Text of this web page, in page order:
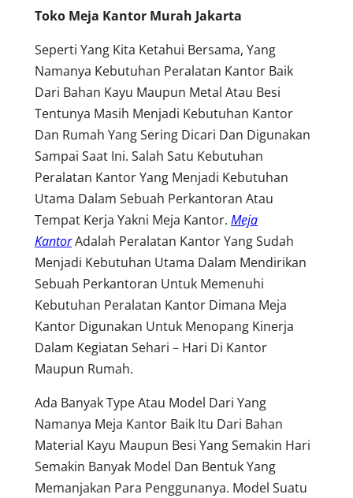
Toko Meja Kantor Murah Jakarta
Seperti Yang Kita Ketahui Bersama, Yang
Namanya Kebutuhan Peralatan Kantor Baik
Dari Bahan Kayu Maupun Metal Atau Besi
Tentunya Masih Menjadi Kebutuhan Kantor
Dan Rumah Yang Sering Dicari Dan Digunakan
Sampai Saat Ini. Salah Satu Kebutuhan
Peralatan Kantor Yang Menjadi Kebutuhan
Utama Dalam Sebuah Perkantoran Atau
Tempat Kerja Yakni Meja Kantor. Meja
KantorAdalah Peralatan Kantor Yang Sudah
Menjadi Kebutuhan Utama Dalam Mendirikan
Sebuah Perkantoran Untuk Memenuhi
Kebutuhan Peralatan Kantor Dimana Meja
Kantor Digunakan Untuk Menopang Kinerja
Dalam Kegiatan Sehari – Hari Di Kantor
Maupun Rumah.
Ada Banyak Type Atau Model Dari Yang
Namanya Meja Kantor Baik Itu Dari Bahan
Material Kayu Maupun Besi Yang Semakin Hari
Semakin Banyak Model Dan Bentuk Yang
Memanjakan Para Penggunanya. Model Suatu